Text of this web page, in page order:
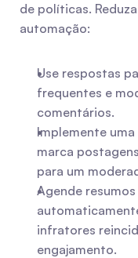
de políticas.
automação:
Use respostas
frequentes e
comentários.
Implemente
marca
para um
Agende
infratores
engajamento.